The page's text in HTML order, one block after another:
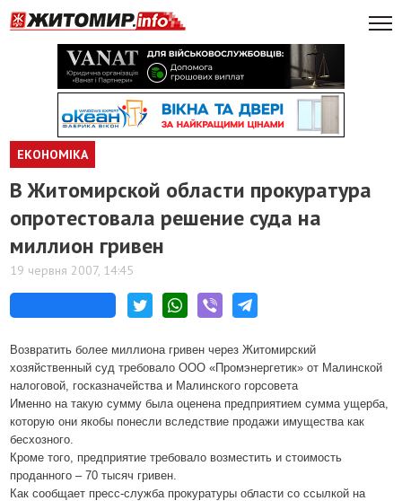
ЕКОНОМІКА
В Житомирской области прокуратура
опротестовала решение суда на
миллион гривен
19 червня 2007, 14:45
Возвратить более миллиона гривен через Житомирский
хозяйственный суд требовало ООО «Промэнергетик» от Малинской
налоговой, госказначейства и Малинского горсовета
Именно на такую сумму была оценена предприятием сумма ущерба,
которую они якобы понесли вследствие продажи имущества как
бесхозного.
Кроме того, предприятие требовало возместить и стоимость
проданного – 70 тысяч гривен.
Как сообщает пресс-служба прокуратуры области со ссылкой на